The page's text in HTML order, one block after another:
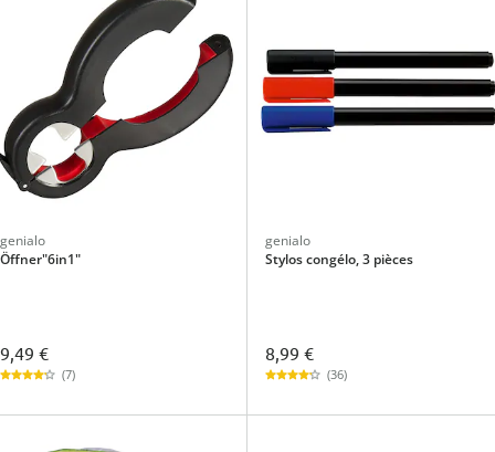
genialo
Öffner"6in1"
9,49 €
(7)
genialo
Stylos congélo, 3 pièces
8,99 €
(36)